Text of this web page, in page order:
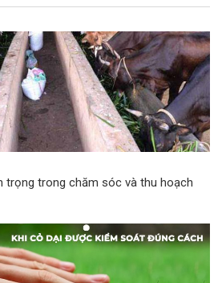
trọng trong chăm sóc và thu hoạch